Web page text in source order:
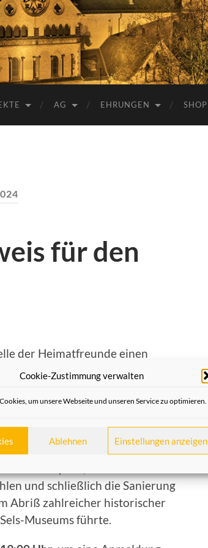
Cookie-Zustimmung verwalten
um unsere Webseite und unseren Service zu optimieren.
Ablehnen Einstellungen anzeigen
AG EHRUNGEN SHOP
für den
der Heimatfreunde einen
mit folgendem Inhalt
das bedeutendste
einer Torburg im Rheinland.
des Tores, seine Rolle im
den Bau der
und schließlich die Sanierung
Abriß zahlreicher historischer
Museums führte.